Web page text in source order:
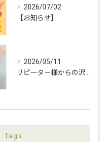
2026/07/02
【お知らせ】
2026/05/11
リピーター様からの沢山の薔薇をいただきましたー！
Tags